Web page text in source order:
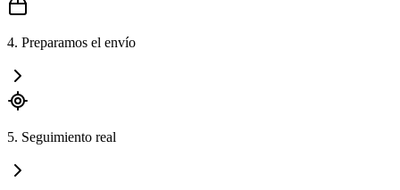
4. Preparamos el envío
5. Seguimiento real